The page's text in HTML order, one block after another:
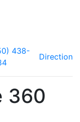
438-
Direction
360